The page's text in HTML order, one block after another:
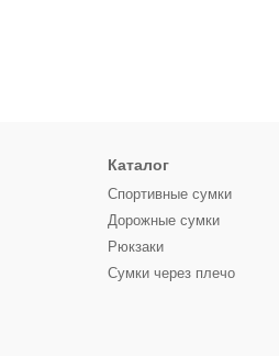
Каталог
Спортивные сумки
Дорожные сумки
Рюкзаки
Сумки через плечо